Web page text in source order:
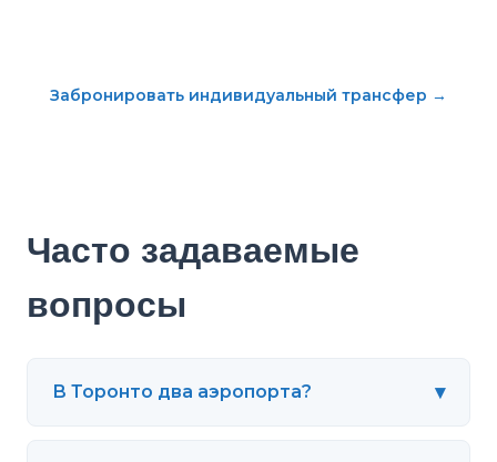
Забронировать индивидуальный трансфер →
Часто задаваемые
вопросы
В Торонто два аэропорта? ▾